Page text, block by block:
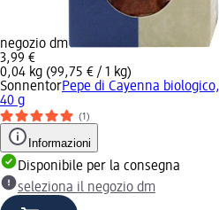
negozio dm
3,99 €
0,04 kg (99,75 € / 1 kg)
SonnentorPepe di Cayenna biologico,
40 g
(1)
Informazioni
Disponibile per la consegna
seleziona il negozio dm